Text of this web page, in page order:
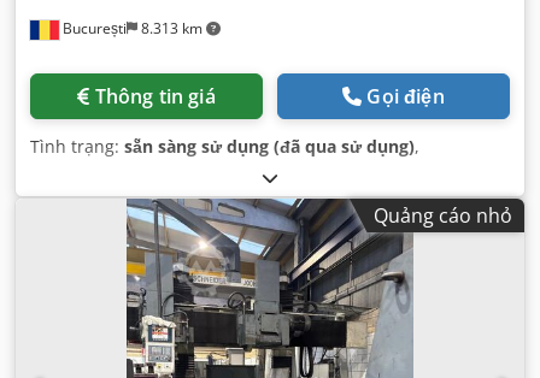
București 8.313 km
Thông tin giá Gọi điện
Tình trạng: sẵn sàng sử dụng (đã qua sử dụng),
Quảng cáo nhỏ